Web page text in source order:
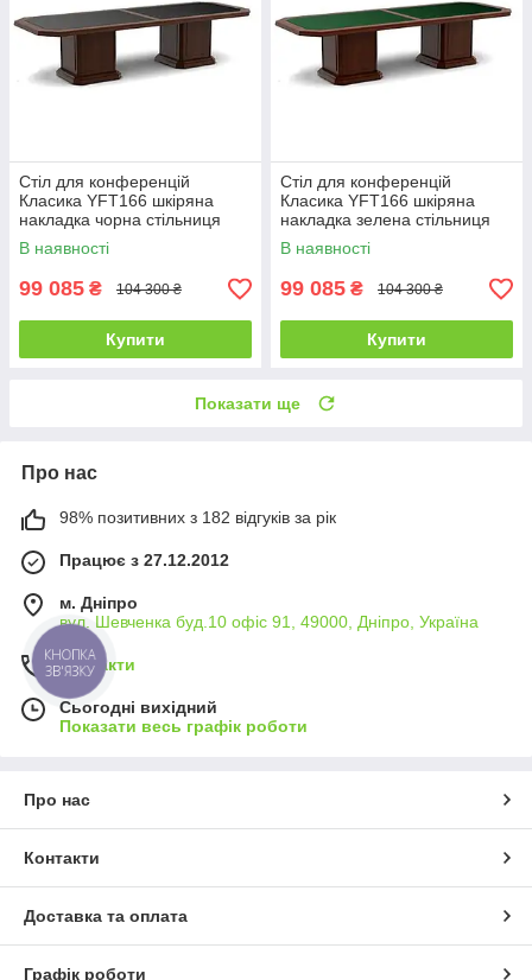
Стіл для конференцій
Класика YFT166 шкіряна
накладка чорна стільниця
2400*1100 мм (Діал ТМ)
В наявності
99 085 ₴ 104 300 ₴
Купити
Стіл для конференцій
Класика YFT166 шкіряна
накладка зелена стільниця
2400*1100 мм (Діал ТМ)
В наявності
99 085 ₴ 104 300 ₴
Купити
Показати ще
Про нас
98% позитивних з 182 відгуків за рік
Працює з 27.12.2012
м. Дніпро
вул. Шевченка буд.10 офіс 91, 49000, Дніпро, Україна
Контакти
Сьогодні вихідний
Показати весь графік роботи
Про нас
Контакти
Доставка та оплата
Графік роботи
КНОПКА
ЗВ'ЯЗКУ